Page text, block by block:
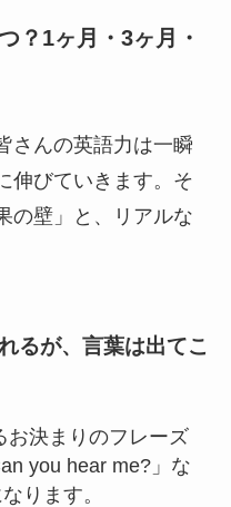
？1ヶ月・3ヶ月・
さんの英語力は一瞬
伸びていきます。そ
の壁」と、リアルな
るが、言葉は出てこ
お決まりのフレーズ
you hear me?」な
ります。